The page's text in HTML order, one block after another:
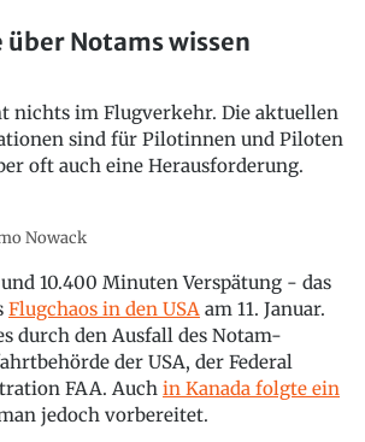
über Notams wissen
nichts im Flugverkehr. Die aktuellen
sind für Pilotinnen und Piloten
oft auch eine Herausforderung.
Nowack
10.400 Minuten Verspätung - das
Flugchaos in den USA am 11. Januar.
durch den Ausfall des Notam-
der USA, der Federal
FAA. Auch in Kanada folgte ein
jedoch vorbereitet.